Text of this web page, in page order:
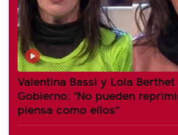
Valentina Bassi y Lola
Gobierno: "No pueden
piensa como ellos"